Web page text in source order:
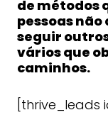
de métodos
pessoas
seguir
vários que
caminhos.
[thrive_leads